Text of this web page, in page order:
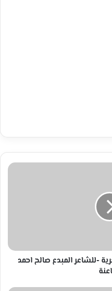
-للشاعر المبدع صالح احمد